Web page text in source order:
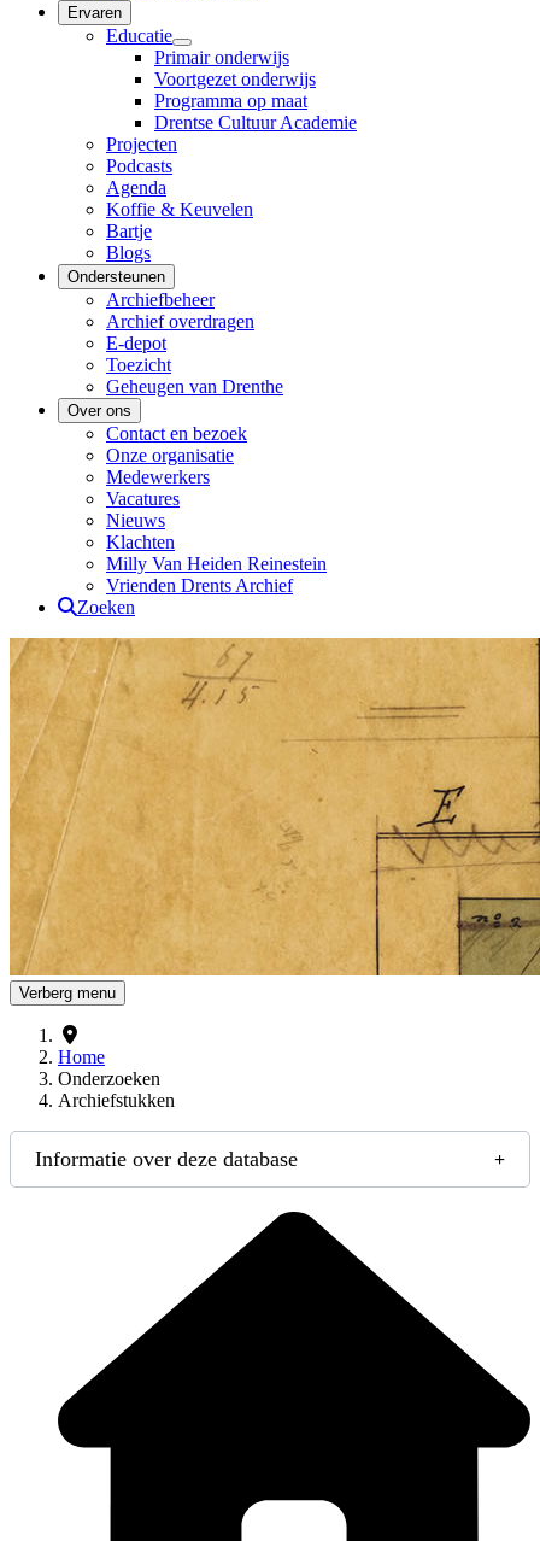
Ervaren
Educatie
Primair onderwijs
Voortgezet onderwijs
Programma op maat
Drentse Cultuur Academie
Projecten
Podcasts
Agenda
Koffie & Keuvelen
Bartje
Blogs
Ondersteunen
Archiefbeheer
Archief overdragen
E-depot
Toezicht
Geheugen van Drenthe
Over ons
Contact en bezoek
Onze organisatie
Medewerkers
Vacatures
Nieuws
Klachten
Milly Van Heiden Reinestein
Vrienden Drents Archief
Zoeken
Drents Archief
Verberg menu
Home
Onderzoeken
Archiefstukken
Informatie over deze database